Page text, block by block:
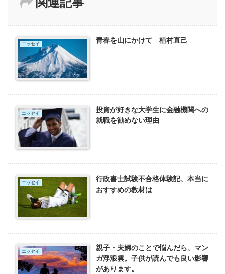
エッセイ 青春を山にかけて 植村直己
エッセイ
投資が好きな大学生に金融機関への
就職を勧めない理由
エッセイ
行政書士試験不合格体験記、本当に
おすすめの教材は
エッセイ
親子・夫婦のことで悩んだら、マン
ガ浮浪雲。子供が読んでも良い影響
があります。